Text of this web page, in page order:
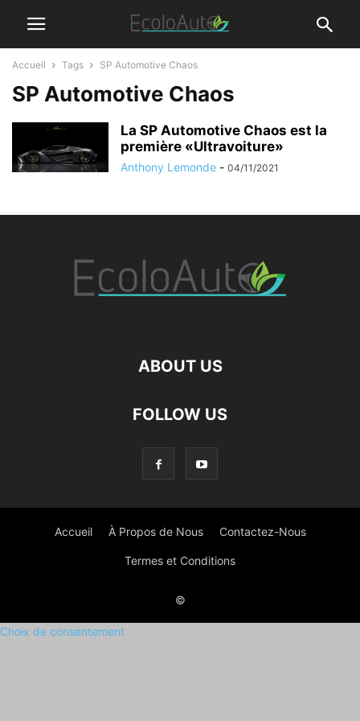
Accueil Tags SP Automotive Chaos
SP Automotive Chaos
La SP Automotive Chaos est la
première «Ultravoiture»
Anthony Lemonde - 04/11/2021
ABOUT US
FOLLOW US
Accueil À Propos de Nous Contactez-Nous
Termes et Conditions
©
Choix de consentement